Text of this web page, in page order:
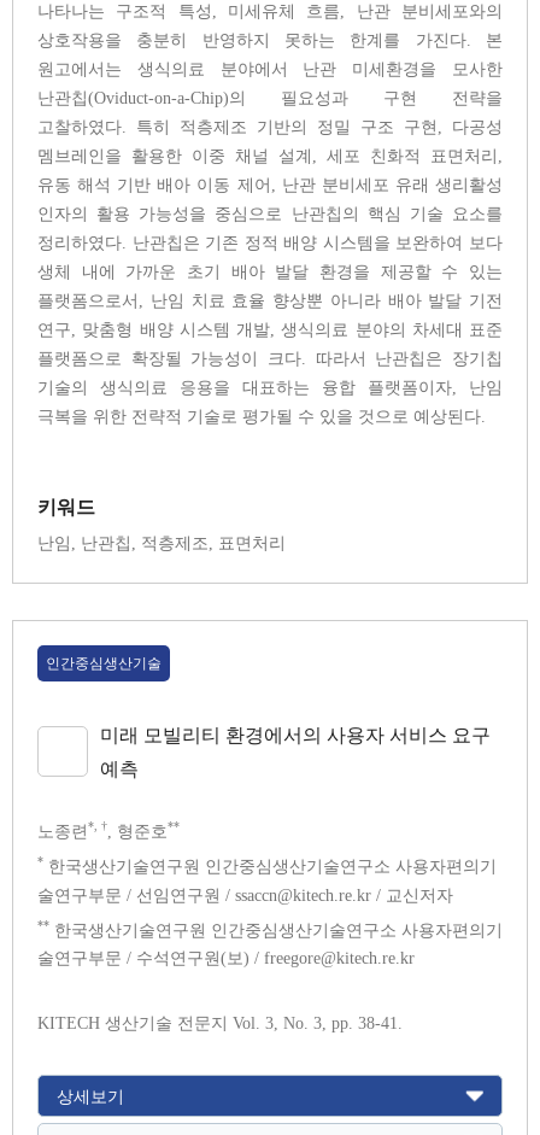
나타나는 구조적 특성, 미세유체 흐름, 난관 분비세포와의
상호작용을 충분히 반영하지 못하는 한계를 가진다. 본
원고에서는 생식의료 분야에서 난관 미세환경을 모사한
난관칩(Oviduct-on-a-Chip)의 필요성과 구현 전략을
고찰하였다. 특히 적층제조 기반의 정밀 구조 구현, 다공성
멤브레인을 활용한 이중 채널 설계, 세포 친화적 표면처리,
유동 해석 기반 배아 이동 제어, 난관 분비세포 유래 생리활성
인자의 활용 가능성을 중심으로 난관칩의 핵심 기술 요소를
정리하였다. 난관칩은 기존 정적 배양 시스템을 보완하여 보다
생체 내에 가까운 초기 배아 발달 환경을 제공할 수 있는
플랫폼으로서, 난임 치료 효율 향상뿐 아니라 배아 발달 기전
연구, 맞춤형 배양 시스템 개발, 생식의료 분야의 차세대 표준
플랫폼으로 확장될 가능성이 크다. 따라서 난관칩은 장기칩
기술의 생식의료 응용을 대표하는 융합 플랫폼이자, 난임
극복을 위한 전략적 기술로 평가될 수 있을 것으로 예상된다.
키워드
난임, 난관칩, 적층제조, 표면처리
인간중심생산기술
미래 모빌리티 환경에서의 사용자 서비스 요구
예측
노종련 *, † , 형준호**
* 한국생산기술연구원 인간중심생산기술연구소 사용자편의기
술연구부문 / 선임연구원 / ssaccn@kitech.re.kr / 교신저자
** 한국생산기술연구원 인간중심생산기술연구소 사용자편의기
술연구부문 / 수석연구원(보) / freegore@kitech.re.kr
KITECH 생산기술 전문지 Vol. 3, No. 3, pp. 38-41.
상세보기